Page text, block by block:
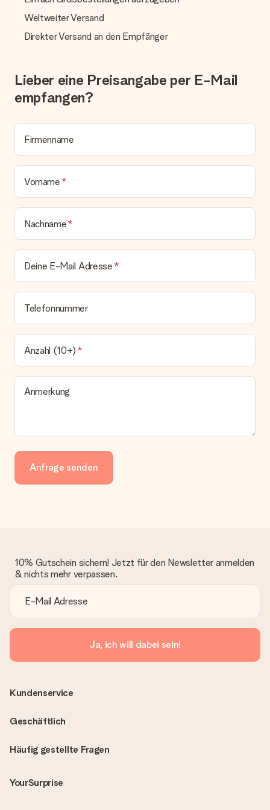
Was, wenn das Geschenk meine Erwartungen nicht
erfüllt?
Sollte das Geschenk wider Erwarten deine Erwartungen nicht
Wird die Rechnung mit der Bestellung mitverschickt?
Alle Lieferungen erfolgen ohne Rechnung und/oder
zeitgleich mit der Bestätigungsmail und kannst sie jederzeit in
deinem MySurprise Account einsehen. Du kannst das
Weltweiter Versand
Direkter Versand an den Empfänger
Lieber eine Preisangabe per E-Mail
empfangen?
Firmenname
Vorname
Nachname
Deine E-Mail Adresse
Telefonnummer
Anzahl (10+)
Anmerkung
Anfrage senden
10% Gutschein sichern! Jetzt für den Newsletter anmelden
& nichts mehr verpassen.
Ja, ich will dabei sein!
Häufig gestellte Fragen
YourSurprise
Kundenservice
Geschäftlich